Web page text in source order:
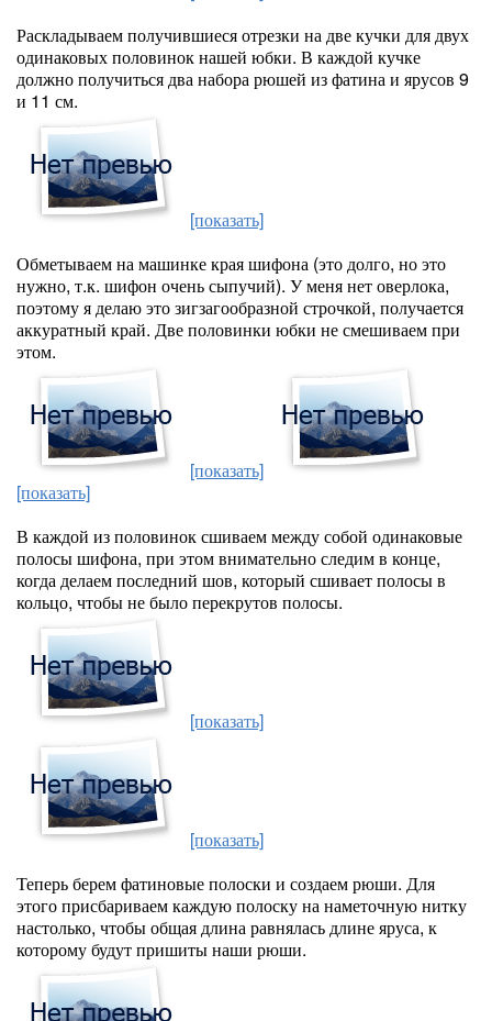
Раскладываем получившиеся отрезки на две кучки для двух
одинаковых половинок нашей юбки. В каждой кучке
должно получиться два набора рюшей из фатина и ярусов 9
и 11 см.
[показать]
Обметываем на машинке края шифона (это долго, но это
нужно, т.к. шифон очень сыпучий). У меня нет оверлока,
поэтому я делаю это зигзагообразной строчкой, получается
аккуратный край. Две половинки юбки не смешиваем при
этом.
[показать]
[показать]
В каждой из половинок сшиваем между собой одинаковые
полосы шифона, при этом внимательно следим в конце,
когда делаем последний шов, который сшивает полосы в
кольцо, чтобы не было перекрутов полосы.
[показать]
[показать]
Теперь берем фатиновые полоски и создаем рюши. Для
этого присбариваем каждую полоску на наметочную нитку
настолько, чтобы общая длина равнялась длине яруса, к
которому будут пришиты наши рюши.